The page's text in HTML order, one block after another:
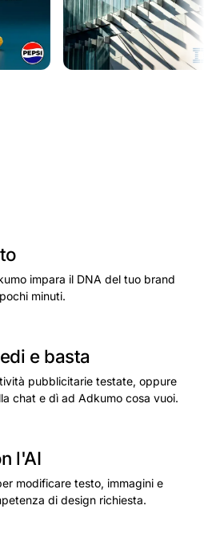
impara il DNA del tuo brand
minuti.
e basta
pubblicitarie testate, oppure
chat e dì ad Adkumo cosa vuoi.
l'AI
modificare testo, immagini e
di design richiesta.